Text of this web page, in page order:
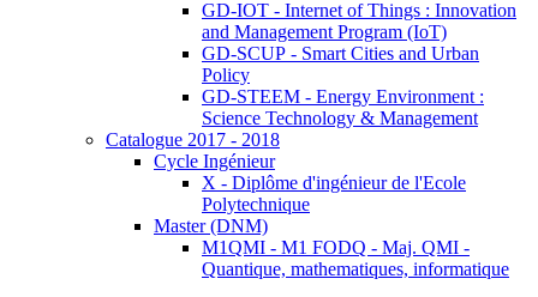
GD-IOT - Internet of Things : Innovation
and Management Program (IoT)
GD-SCUP - Smart Cities and Urban
Policy
GD-STEEM - Energy Environment :
Science Technology & Management
Catalogue 2017 - 2018
Cycle Ingénieur
X - Diplôme d'ingénieur de l'Ecole
Polytechnique
Master (DNM)
M1QMI - M1 FODQ - Maj. QMI -
Quantique, mathematiques, informatique